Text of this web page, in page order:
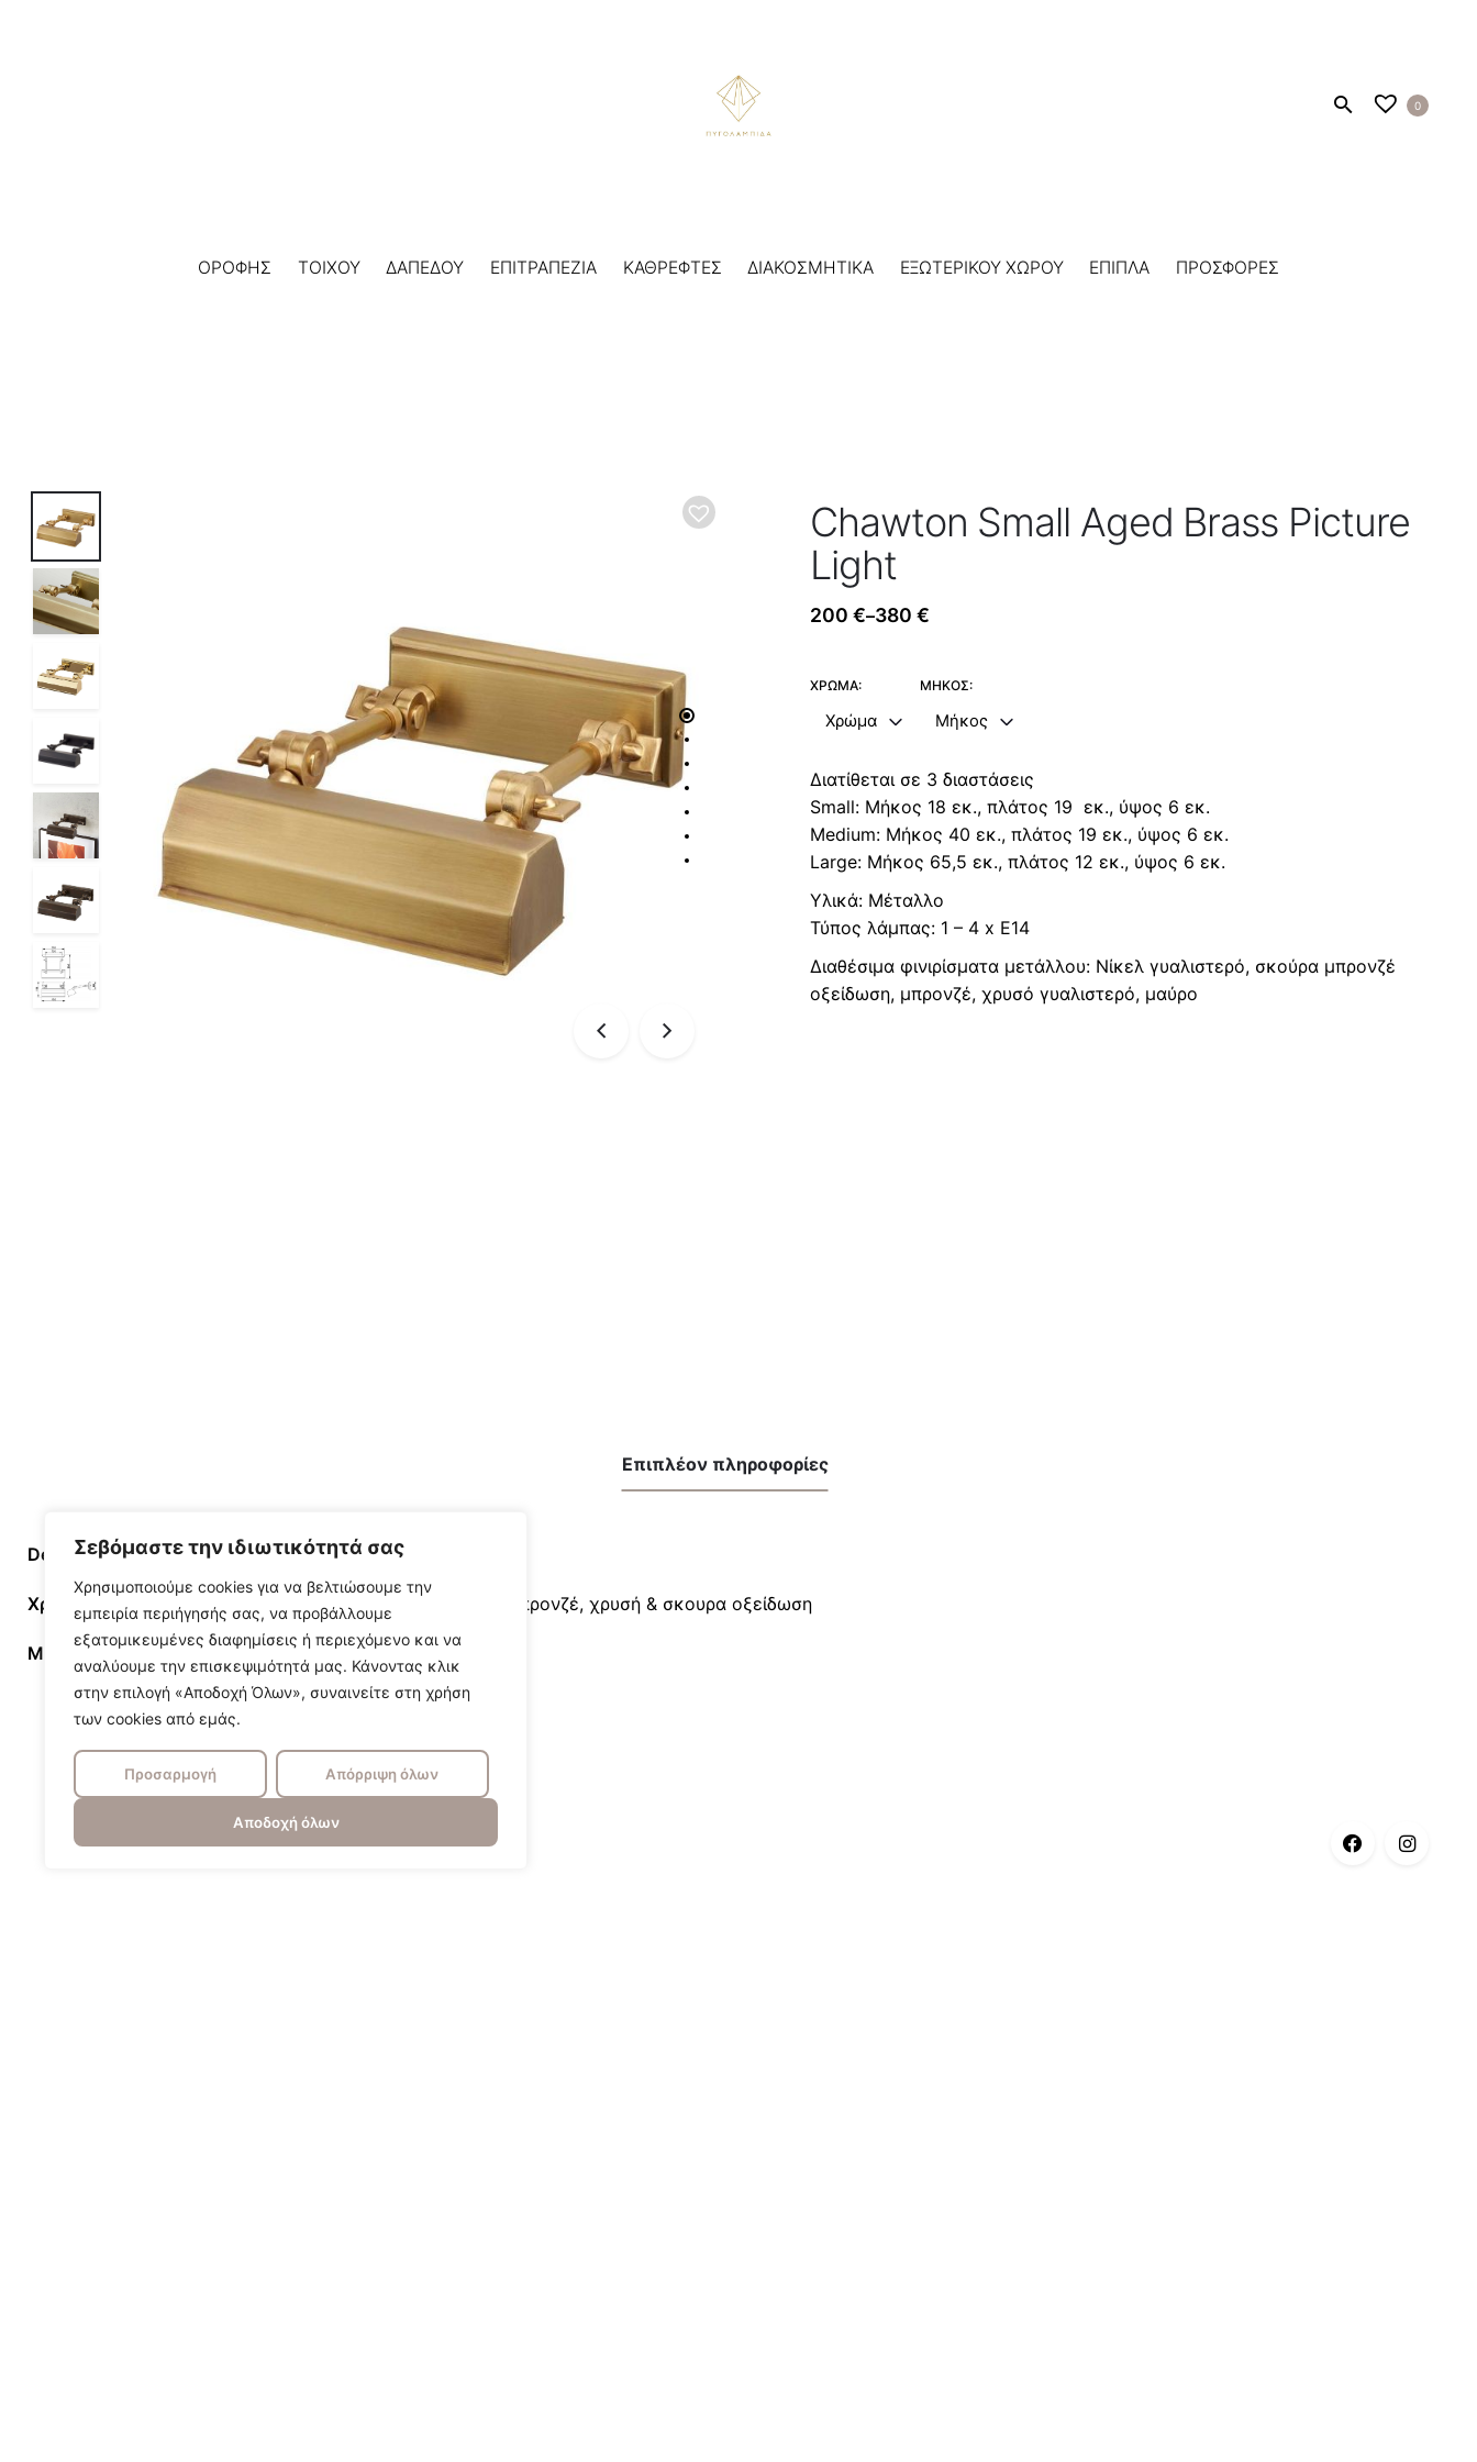
Σεβόμαστε την ιδιωτικότητά σας
Χρησιμοποιούμε cookies για να βελτιώσουμε την
εμπειρία περιήγησής σας, να προβάλλουμε
εξατομικευμένες διαφημίσεις ή περιεχόμενο και να
αναλύουμε την επισκεψιμότητά μας. Κάνοντας κλικ
στην επιλογή «Αποδοχή Όλων», συναινείτε στη χρήση
των cookies από εμάς.
Προσαρμογή Απόρριψη όλων
Αποδοχή όλων
0
ΟΡΟΦΗΣ ΤΟΙΧΟΥ ΔΑΠΕΔΟΥ ΕΠΙΤΡΑΠΕΖΙΑ ΚΑΘΡΕΦΤΕΣ ΔΙΑΚΟΣΜΗΤΙΚΑ ΕΞΩΤΕΡΙΚΟΥ ΧΩΡΟΥ ΕΠΙΠΛΑ ΠΡΟΣΦΟΡΕΣ
Chawton Small Aged Brass Picture
Light
200 €–380 €
Price
200 €
through
380 €
ΧΡΏΜΑ:
Χρώμα
ΜΉΚΟΣ:
Μήκος
Διατίθεται σε 3 διαστάσεις
Small: Μήκος 18 εκ., πλάτος 19 εκ., ύψος 6 εκ.
Medium: Μήκος 40 εκ., πλάτος 19 εκ., ύψος 6 εκ.
Large: Μήκος 65,5 εκ., πλάτος 12 εκ., ύψος 6 εκ.
Υλικά: Μέταλλο
Τύπος λάμπας: 1 – 4 x E14
Διαθέσιμα φινιρίσματα μετάλλου: Νίκελ γυαλιστερό, σκούρα μπρονζέ
οξείδωση, μπρονζέ, χρυσό γυαλιστερό, μαύρο
Επιπλέον πληροφορίες
Designer/Brand Elstead
Χρώμα Μαύρο, Νίκελ, μπρονζέ, χρυσή & σκουρα οξείδωση
Μήκος 18, 40, 65,5